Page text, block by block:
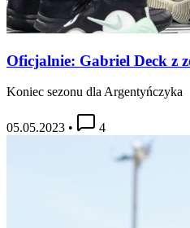
Oficjalnie: Gabriel Deck z
Koniec sezonu dla Argentyńczyka
05.05.2023 • 4